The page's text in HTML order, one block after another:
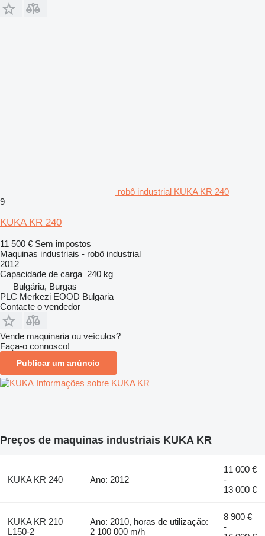
robô industrial KUKA KR 240
9
KUKA KR 240
11 500 € Sem impostos
Maquinas industriais - robô industrial
2012
Capacidade de carga 240 kg
Bulgária, Burgas
PLC Merkezi EOOD Bulgaria
Contacte o vendedor
Vende maquinaria ou veículos?
Faça-o connosco!
Publicar um anúncio
Informações sobre KUKA KR
Preços de maquinas industriais KUKA KR
KUKA KR 240 Ano: 2012
11 000 €
-
13 000 €
KUKA KR 210
L150-2
Ano: 2010, horas de utilização:
2 100 000 m/h
8 900 €
-